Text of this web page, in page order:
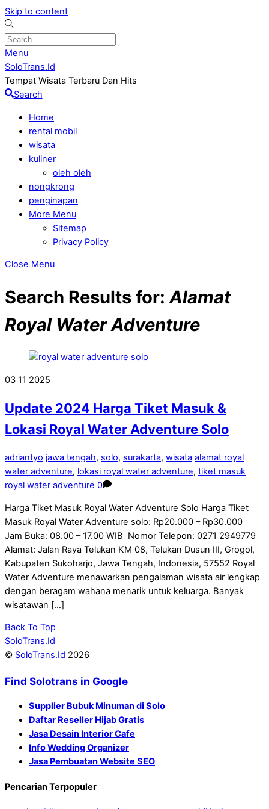
Skip to content
Menu
SoloTrans.Id
Tempat Wisata Terbaru Dan Hits
Search
Home
rental mobil
wisata
kuliner
oleh oleh
nongkrong
penginapan
More Menu
Sitemap
Privacy Policy
Close Menu
Search Results for: Alamat
Royal Water Adventure
03 11 2025
Update 2024 Harga Tiket Masuk &
Lokasi Royal Water Adventure Solo
adriantyo jawa tengah, solo, surakarta, wisata alamat royal
water adventure, lokasi royal water adventure, tiket masuk
royal water adventure 0
Harga Tiket Masuk Royal Water Adventure Solo Harga Tiket
Masuk Royal Water Adventure solo: Rp20.000 – Rp30.000
Jam Buka: 08.00 – 17.00 WIB Nomor Telepon: 0271 2949779
Alamat: Jalan Raya Telukan KM 08, Telukan Dusun III, Grogol,
Kabupaten Sukoharjo, Jawa Tengah, Indonesia, 57552 Royal
Water Adventure menawarkan pengalaman wisata air lengkap
dengan beragam wahana menarik untuk keluarga. Banyak
wisatawan […]
Back To Top
SoloTrans.Id
© SoloTrans.Id 2026
Find Solotrans in Google
Supplier Bubuk Minuman di Solo
Daftar Reseller Hijab Gratis
Jasa Desain Interior Cafe
Info Wedding Organizer
Jasa Pembuatan Website SEO
Pencarian Terpopuler